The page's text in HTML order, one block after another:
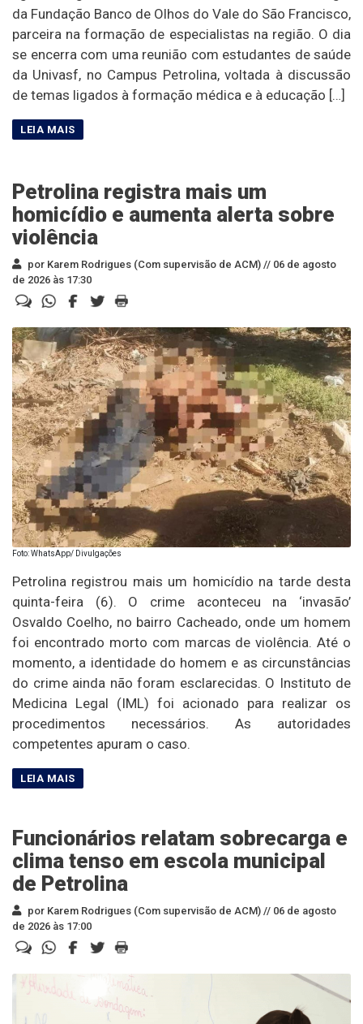
da Fundação Banco de Olhos do Vale do São Francisco,
parceira na formação de especialistas na região. O dia
se encerra com uma reunião com estudantes de saúde
da Univasf, no Campus Petrolina, voltada à discussão
de temas ligados à formação médica e à educação […]
Petrolina registra mais um
homicídio e aumenta alerta sobre
violência
por Karem Rodrigues (Com supervisão de ACM) // 06 de agosto
de 2026 às 17:30
Foto: WhatsApp/ Divulgações
Petrolina registrou mais um homicídio na tarde desta
quinta-feira (6). O crime aconteceu na ‘invasão’
Osvaldo Coelho, no bairro Cacheado, onde um homem
foi encontrado morto com marcas de violência. Até o
momento, a identidade do homem e as circunstâncias
do crime ainda não foram esclarecidas. O Instituto de
Medicina Legal (IML) foi acionado para realizar os
procedimentos necessários. As autoridades
competentes apuram o caso.
Funcionários relatam sobrecarga e
clima tenso em escola municipal
de Petrolina
por Karem Rodrigues (Com supervisão de ACM) // 06 de agosto
de 2026 às 17:00